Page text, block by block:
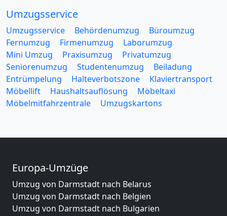
Umzugsservice
Umzugsservice Behördenumzug
Büroumzug
Fernumzug
Firmenumzug
Laborumzug
Mini Umzug
Praxisumzug
Privatumzug
Seniorenumzug
Studentenumzug
Beiladung
Entrümpelung
Halteverbotszone
Klaviertransport
Möbellift
Haushaltsauflösung
Möbeltaxi
Möbelmitfahrzentrale
Umzugskartons
Europa-Umzüge
Umzug von Darmstadt nach Belarus
Umzug von Darmstadt nach Belgien
Umzug von Darmstadt nach Bulgarien